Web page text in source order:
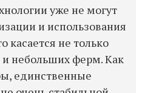
уже не могут
и использования
касается не только
и небольших ферм. Как
единственные